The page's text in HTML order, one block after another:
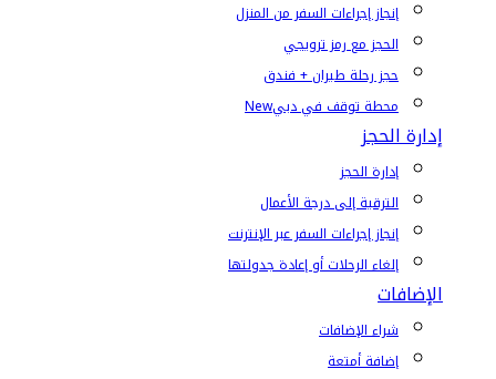
إنجاز إجراءات السفر من المنزل
الحجز مع رمز ترويجي
حجز رحلة طيران + فندق
محطة توقف في دبيNew
إدارة الحجز
إدارة الحجز
الترقية إلى درجة الأعمال
إنجاز إجراءات السفر عبر الإنترنت
إلغاء الرحلات أو إعادة جدولتها
الإضافات
شراء الإضافات
إضافة أمتعة